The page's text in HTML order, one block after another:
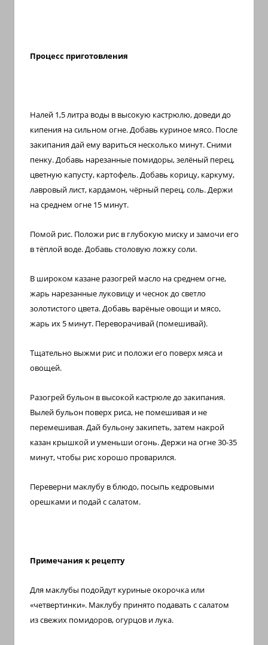
Процесс приготовления
Налей 1,5 литра воды в высокую кастрюлю, доведи до
кипения на сильном огне. Добавь куриное мясо. После
закипания дай ему вариться несколько минут. Сними
пенку.Добавь нарезанные помидоры,зелёный перец,
цветную капусту, картофель.Добавь корицу, каркуму,
лавровый лист, кардамон, чёрный перец, соль. Держи
на среднем огне 15 минут.
Помой рис. Положи рис в глубокую миску и замочи его
в тёплой воде. Добавь столовую ложку соли.
В широком казане разогрей масло на среднем огне,
жарь нарезанные луковицу и чеснок до светло
золотистого цвета. Добавь варёные овощи и мясо,
жарь их 5 минут. Переворачивай (помешивай).
Тщательно выжми рис и положи его поверх мяса и
овощей.
Разогрей бульон в высокой кастрюле до закипания.
Вылей бульон поверх риса, не помешивая и не
перемешивая. Дай бульону закипеть, затем накрой
казан крышкой и уменьши огонь. Держи на огне 30-35
минут, чтобы рис хорошо проварился.
Переверни маклубу в блюдо, посыпь кедровыми
орешками и подай с салатом.
Примечания к рецепту
Для маклубы подойдут куриные окорочка или
«четвертинки». Маклубу принято подавать с салатом
из свежих помидоров, огурцов и лука.